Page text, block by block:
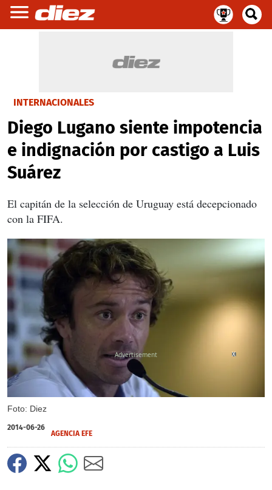
INTERNACIONALES
Diego Lugano siente impotencia
e indignación por castigo a Luis
Suárez
El capitán de la selección de Uruguay está decepcionado
con la FIFA.
Foto: Diez
X
2014-06-26
AGENCIA EFE